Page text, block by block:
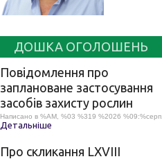
ДОШКА ОГОЛОШЕНЬ
Повідомлення про
заплановане застосування
засобів захисту рослин
Написано в %AM, %03 %319 %2026 %09:%серп.
Детальніше
Про скликання LХVІІІ